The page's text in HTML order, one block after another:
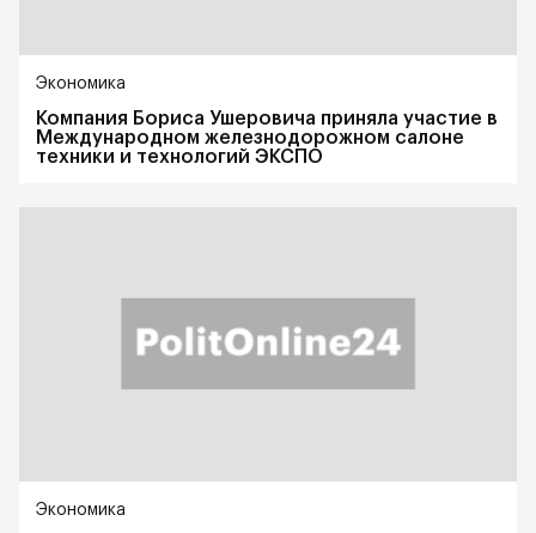
Экономика
Компания Бориса Ушеровича приняла участие в
Международном железнодорожном салоне
техники и технологий ЭКСПО
Экономика